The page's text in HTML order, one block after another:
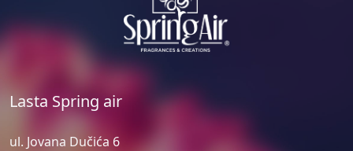
Lasta Spring air
ul. Jovana Dučića 6